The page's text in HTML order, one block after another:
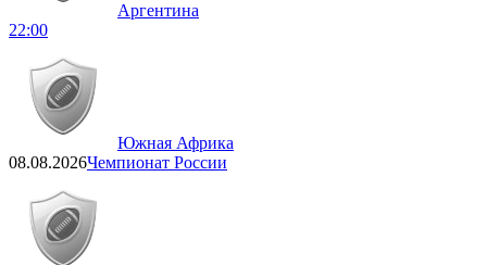
Аргентина
22:00
Южная Африка
08.08.2026Чемпионат России